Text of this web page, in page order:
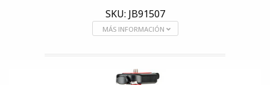
SKU: JB91507
MÁS INFORMACIÓN